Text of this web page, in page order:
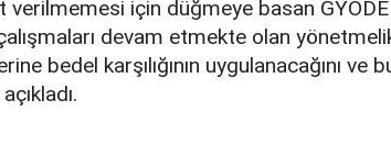
için düğmeye basan
devam etmekte olan
bedel karşılığının uygulanacağını